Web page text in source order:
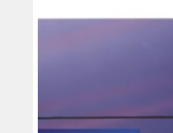
"ვლადიმერ
გამართული